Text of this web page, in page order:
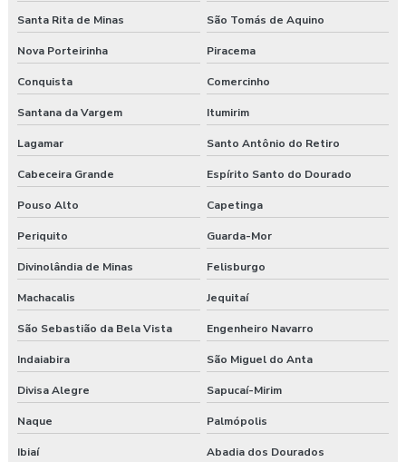
Santa Rita de Minas São Tomás de Aquino
Nova Porteirinha Piracema
Conquista Comercinho
Santana da Vargem Itumirim
Lagamar Santo Antônio do Retiro
Cabeceira Grande Espírito Santo do Dourado
Pouso Alto Capetinga
Periquito Guarda-Mor
Divinolândia de Minas Felisburgo
Machacalis Jequitaí
São Sebastião da Bela Vista Engenheiro Navarro
Indaiabira São Miguel do Anta
Divisa Alegre Sapucaí-Mirim
Naque Palmópolis
Ibiaí Abadia dos Dourados